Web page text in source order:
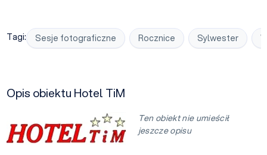
Tagi: Sesje fotograficzne Rocznice Sylwester
Opis obiektu Hotel TiM
Ten obiekt nie umieścił
jeszcze opisu